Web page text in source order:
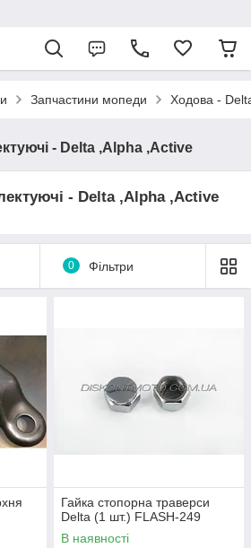
Запчастини мопеди Ходова -
- Delta ,Alpha ,Active
- Delta ,Alpha ,Active
0 Фільтри
Гайка стопорна траверси
Delta (1 шт.) FLASH-249
В наявності